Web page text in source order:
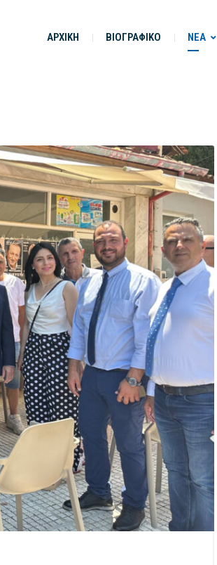
ΑΡΧΙΚΗ ΒΙΟΓΡΑΦΙΚΟ ΝΕΑ